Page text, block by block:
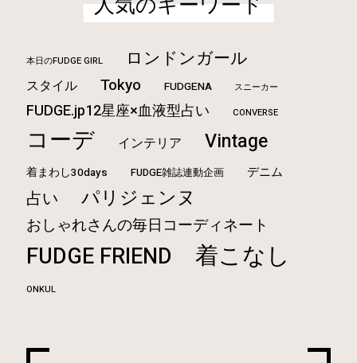
本日のFUDGE GIRL ロンドンガール
スタイル Tokyo FUDGENA スニーカー
FUDGE.jp12星座×血液型占い CONVERSE
コーデ インテリア Vintage
着まわし30days FUDGE雑誌連動企画 デニム
占い パリジェンヌ
おしゃれさんの毎日コーディネート
FUDGE FRIEND 着こなし
ONKUL